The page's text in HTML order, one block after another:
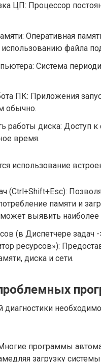
ЦП: Процессор
Оперативная
использованию файла
Система
ПК: Приложения
обычно.
работы диска: Доступ
время.
использование
(Ctrl+Shift+Esc):
памяти и
выявить
(в Диспетчере задач
ресурсов»):
диска и сети.
диагностики
программы
загрузку